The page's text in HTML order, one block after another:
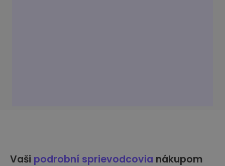
Vaši podrobní sprievodcovia nákupom